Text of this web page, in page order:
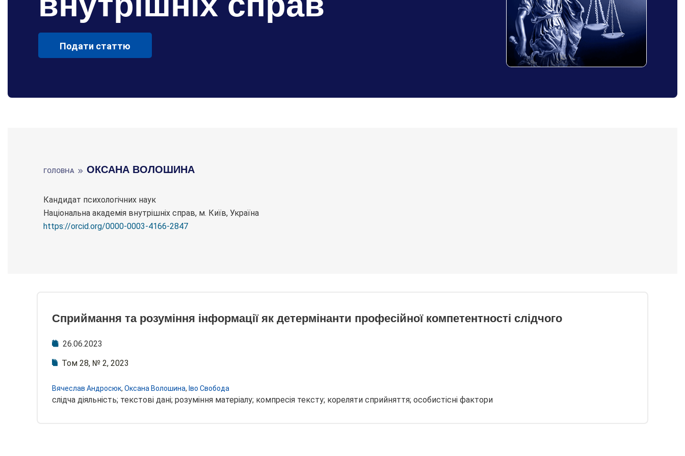
Подати статтю
ГОЛОВНА ОКСАНА ВОЛОШИНА
Кандидат психологічних наук
Національна академія внутрішніх справ, м. Київ, Україна
https://orcid.org/0000-0003-4166-2847
Сприймання та розуміння інформації як детермінанти професійної компетентності слідчого
26.06.2023
Том 28, № 2, 2023
Вячеслав Андросюк, Оксана Волошина, Іво Свобода
слідча діяльність; текстові дані; розуміння матеріалу; компресія тексту; кореляти сприйняття; особистісні фактори